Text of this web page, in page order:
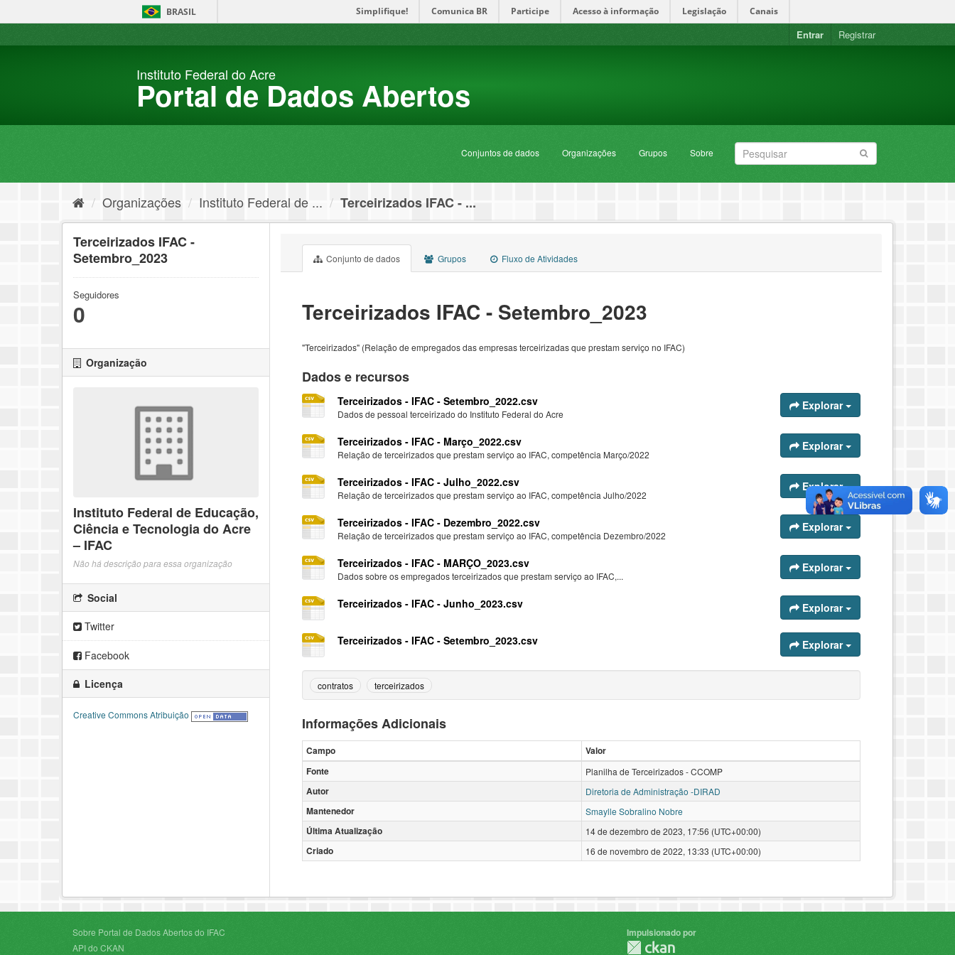
BRASIL Simplifique! Comunica BR Participe Acesso à informação Legislação Canais
Entrar Registrar
Instituto Federal do Acre
Portal de Dados Abertos
Conjuntos de dados Organizações Grupos Sobre
Organizações Instituto Federal de ... Terceirizados IFAC - ...
Terceirizados IFAC -
Setembro_2023
Seguidores
0
Organização
Instituto Federal de Educação,
Ciência e Tecnologia do Acre
– IFAC
Não há descrição para essa organização
Social
Twitter
Facebook
Licença
Creative Commons Atribuição
Conjunto de dados Grupos Fluxo de Atividades
Terceirizados IFAC - Setembro_2023
"Terceirizados" (Relação de empregados das empresas terceirizadas que prestam serviço no IFAC)
Dados e recursos
Terceirizados - IFAC - Setembro_2022.csv
Dados de pessoal terceirizado do Instituto Federal do Acre
Explorar
Terceirizados - IFAC - Março_2022.csv
Relação de terceirizados que prestam serviço ao IFAC, competência Março/2022
Explorar
Terceirizados - IFAC - Julho_2022.csv
Relação de terceirizados que prestam serviço ao IFAC, competência Julho/2022
Explorar
Terceirizados - IFAC - Dezembro_2022.csv
Relação de terceirizados que prestam serviço ao IFAC, competência Dezembro/2022
Explorar
Terceirizados - IFAC - MARÇO_2023.csv
Dados sobre os empregados terceirizados que prestam serviço ao IFAC,...
Explorar
Terceirizados - IFAC - Junho_2023.csv Explorar
Terceirizados - IFAC - Setembro_2023.csv Explorar
contratos terceirizados
Informações Adicionais
Campo
Valor
Fonte
Planilha de Terceirizados - CCOMP
Autor Diretoria de Administração -DIRAD
Mantenedor Smaylle Sobralino Nobre
Última Atualização 14 de dezembro de 2023, 17:56 (UTC+00:00)
Criado 16 de novembro de 2022, 13:33 (UTC+00:00)
Sobre Portal de Dados Abertos do IFAC
API do CKAN
Impulsionado por